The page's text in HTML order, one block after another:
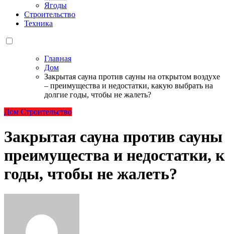
Ягоды
Строительство
Техника
Главная
Дом
Закрытая сауна против сауны на открытом воздухе
– преимущества и недостатки, какую выбрать на
долгие годы, чтобы не жалеть?
Дом Строительство
Закрытая сауна против
преимущества и недостатки,
годы, чтобы не жалеть?